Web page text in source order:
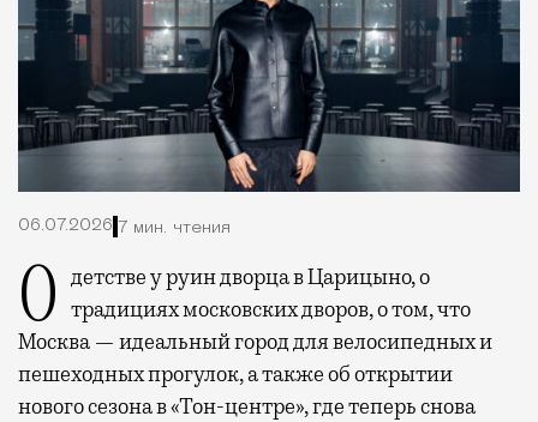
06.07.2026 7 мин. чтения
О детстве у руин дворца в Царицыно, о традициях московских дворов, о том, что
Москва — идеальный город для велосипедных и
пешеходных прогулок, а также об открытии
нового сезона в «Тон-центре», где теперь снова